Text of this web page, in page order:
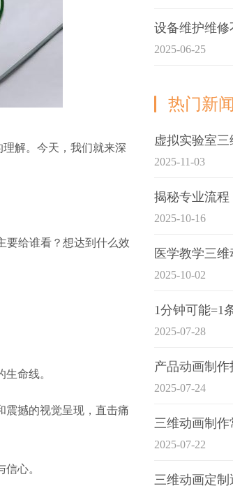
解。今天，我们就来深
要给谁看？想达到什么效
命线。
震撼的视觉呈现，直击痛
心。
2025-06-25
热门新闻
2025-11-03
2025-10-16
2025-10-02
2025-07-28
2025-07-24
2025-07-22